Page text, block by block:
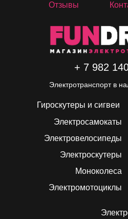
Гироскутеры и сигвеи
Электросамокаты
Электровелосипеды
Электроскутеры
Моноколеса
Электромотоциклы
Отзывы
+ 7 982
Электротранспорт в